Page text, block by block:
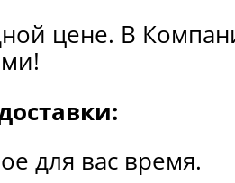
цене. В
для вас время.